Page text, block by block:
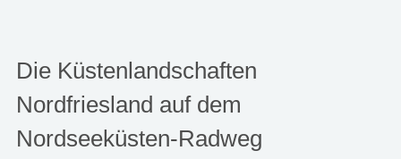
Die Küstenlandschaften
Nordfriesland auf dem
Nordseeküsten-Radweg